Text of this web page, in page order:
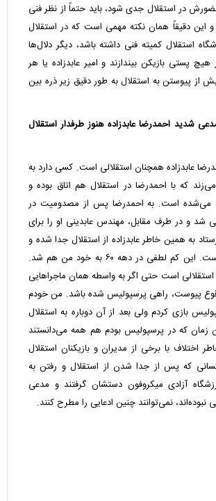
در استقلال جدی شود، باید حتماً از نظر فنی
و این دقیقاً همان نکته مهمی است که در استقلال
استقلال کمیته فنی داشته باشد، دیگر دلال‌ها
هیچ پستی بازیکن بیندازند و امیر عابدزاده یا هر
از پیوستن به استقلال به طور دقیق زیر ذره بین
شدید احمدرضا عابدزاده هنوز طرفدار استقلال
عابدزاده همچنان استقلالی است. کسی دارد به
که با احمدرضا در استقلال هم اتاق بوده و
می‌شده است. به احمدرضا پس از مصدومیت در
کم لطفی شد و در طرف مقابل، مهندس عابدینی او را برای
به همین خاطر عابدزاده از استقلال جدا شده و
به پرسپولیس پیوست. این کم لطفی در دهه ۶۰ به خود من هم شد.
استقلالی است حتی اگر به واسطه همان ماجراهایی
۷۰ به وقوع پیوست، راهی پرسپولیس شده باشد. من خودم
پرسپولیس بازی کردم ولی بعد از آن دوباره به استقلال
زمان که در پرسپولیس بودم هم همه می‌دانستند
اختلاف با برخی از مدیران و بازیکنان استقلال
که پس از جدا شدن از استقلال و رفتن به
آزادی میکروفون دستشان گرفتند و مدعی
نبوده‌اند، نمی‌توانند چنین ادعایی را مطرح کنند.